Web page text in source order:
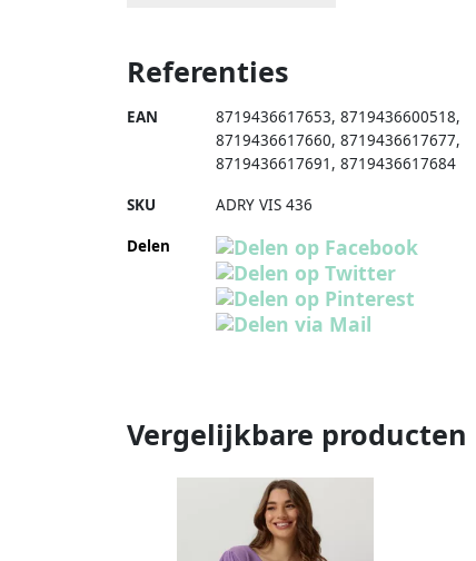
Referenties
EAN 8719436617653, 8719436600518,
8719436617660, 8719436617677,
8719436617691 , 8719436617684
SKU ADRY VIS 436
Delen
Vergelijkbare producten